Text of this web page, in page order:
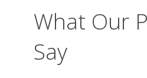
What Our
Say